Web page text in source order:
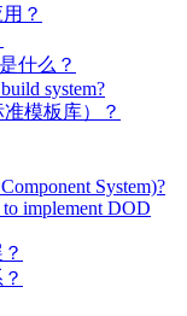
？
什么？
system?
模板库）？
System)?
to implement DOD